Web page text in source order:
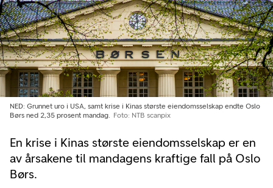
En krise i Kinas største eiendomsselskap er en
av årsakene til mandagens kraftige fall på Oslo
Børs.
NED: Grunnet uro i USA, samt krise i Kinas største eiendomsselskap endte Oslo
Børs ned 2,35 prosent mandag.
Foto: NTB scanpix